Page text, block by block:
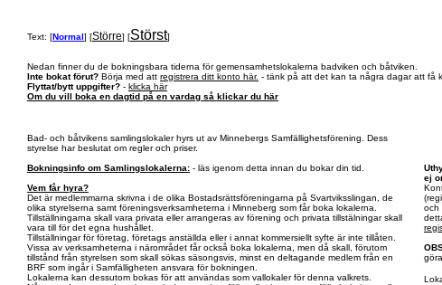
Text: [Normal] [Större] [Störst]
Nedan finner du de bokningsbara tiderna för gemensamhetslokalerna badviken och båtviken.
Inte bokat förut? Börja med att registrera ditt konto här. - tänk på att det kan ta några dagar att få
Flyttat/bytt uppgifter? - klicka här
Om du vill boka en dagtid på en vardag så klickar du här
Bad- och båtvikens samlingslokaler hyrs ut av Minnebergs Samfällighetsförening. Dess
styrelse har beslutat om regler och priser.
Bokningsinfo om Samlingslokalerna: - läs igenom detta innan du bokar din tid.
Vem får hyra?
Det är medlemmarna skrivna i de olika Bostadsrättsföreningarna på Svartviksslingan, de
olika styrelserna samt föreningsverksamheterna i Minneberg som får boka lokalerna.
Tillställningarna skall vara privata eller arrangeras av förening och privata tillstälningar skall
vara till för det egna hushållet.
Tillställningar för företag, företags anställda eller i annat kommersiellt syfte är inte tillåten.
Vissa av verksamheterna i närområdet får också boka lokalerna, men då skall, förutom
tillstånd från styrelsen som skall sökas säsongsvis, minst en deltagande medlem från en
BRF som ingår i Samfälligheten ansvara för bokningen.
Lokalerna kan dessutom bokas för att användas som vallokaler för denna valkrets.
ej
och